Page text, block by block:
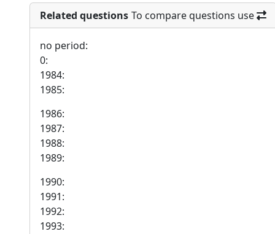
Related questions To compare questions use
no period:
0:
1984:
1985:
1986:
1987:
1988:
1989:
1990:
1991:
1992:
1993: